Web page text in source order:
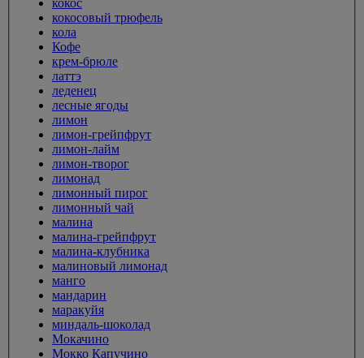
кокос
кокосовый трюфель
кола
Кофе
крем-брюле
латтэ
леденец
лесные ягоды
лимон
лимон-грейпфрут
лимон-лайм
лимон-творог
лимонад
лимонный пирог
лимонный чай
малина
малина-грейпфрут
малина-клубника
малиновый лимонад
манго
мандарин
маракуйя
миндаль-шоколад
Мокачино
Мокко Капучино